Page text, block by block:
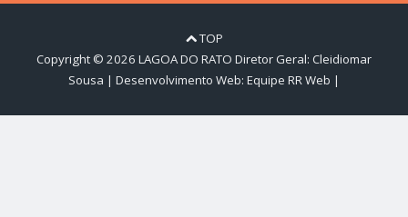
TOP
Copyright © 2026 LAGOA DO RATO Diretor Geral: Cleidiomar
Sousa | Desenvolvimento Web: Equipe RR Web |